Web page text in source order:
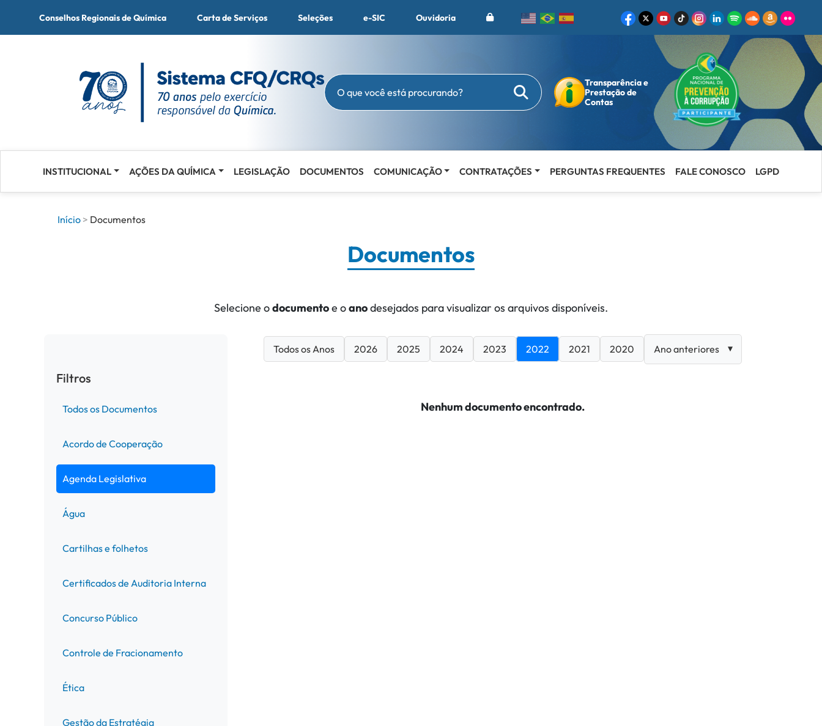
Conselhos Regionais de Química Carta de Serviços Seleções e-SIC Ouvidoria
O que você está procurando? Buscar
Transparência e
Prestação de
Contas
INSTITUCIONAL AÇÕES DA QUÍMICA LEGISLAÇÃO DOCUMENTOS COMUNICAÇÃO CONTRATAÇÕES PERGUNTAS FREQUENTES FALE CONOSCO LGPD
o
Início Documentos
Documentos
Selecione odocumentoe oanodesejados para visualizar os arquivos disponíveis.
Filtros
Todos os Documentos
Acordo de Cooperação
Agenda Legislativa
Água
Cartilhas e folhetos
Certificados de Auditoria Interna
Concurso Público
Controle de Fracionamento
Ética
Gestão da Estratégia
Todos os Anos 2026 2025 2024 2023 2022 2021 2020
Nenhum documento encontrado.